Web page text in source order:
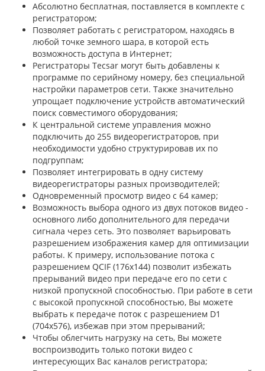
Абсолютно бесплатная, поставляется в комплекте с
регистратором;
Позволяет работать с регистратором, находясь в
любой точке земного шара, в которой есть
возможность доступа в Интернет;
Регистраторы Tecsar могут быть добавлены к
программе по серийному номеру, без специальной
настройки параметров сети. Также значительно
упрощает подключение устройств автоматический
поиск совместимого оборудования;
К центральной системе управления можно
подключить до 255 видеорегистраторов, при
необходимости удобно структурировав их по
подгруппам;
Позволяет интегрировать в одну систему
видеорегистраторы разных производителей;
Одновременный просмотр видео с 64 камер;
Возможность выбора одного из двух потоков видео -
основного либо дополнительного для передачи
сигнала через сеть. Это позволяет варьировать
разрешением изображения камер для оптимизации
работы. К примеру, использование потока с
разрешением QCIF (176x144) позволит избежать
прерываний видео при передаче его по сети с
низкой пропускной способностью. При работе в сети
с высокой пропускной способностью, Вы можете
выбрать к передаче поток с разрешением D1
(704x576), избежав при этом прерываний;
Чтобы облегчить нагрузку на сеть, Вы можете
воспроизводить только потоки видео с
интересующих Вас каналов регистратора;